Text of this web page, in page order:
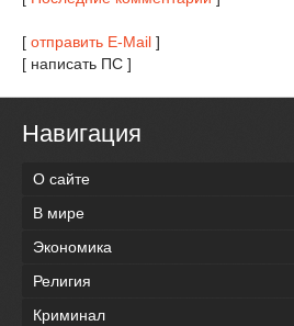
[ отправить E-Mail ]
[ написать ПС ]
Навигация
О сайте
В мире
Экономика
Религия
Криминал